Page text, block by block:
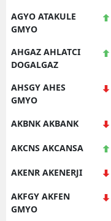
AGYO ATAKULE
GMYO
AHGAZ AHLATCI
DOGALGAZ
AHSGY AHES
GMYO
AKBNK AKBANK
AKCNS AKCANSA
AKENR AKENERJI
AKFGY AKFEN
GMYO